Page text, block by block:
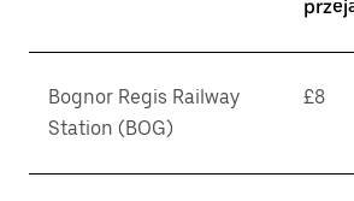
Bognor Regis Railway
Station (BOG)
£8